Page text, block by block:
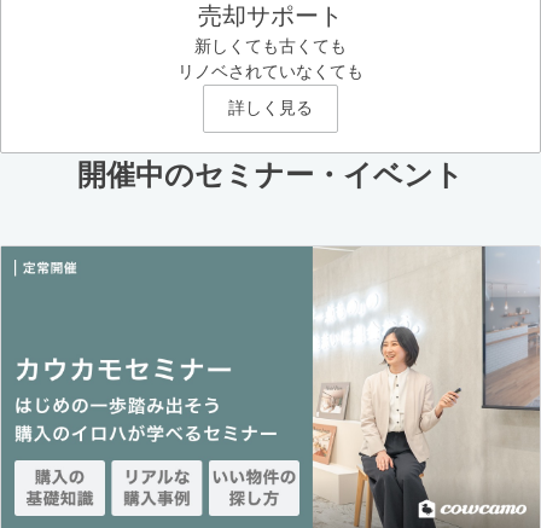
売却サポート
新しくても古くても
リノベされていなくても
詳しく見る
開催中のセミナー・イベント